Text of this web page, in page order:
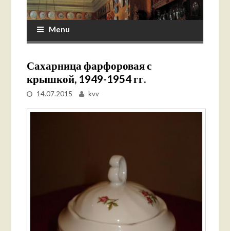
Menu
Сахарница фарфоровая с
крышкой, 1949-1954 гг.
14.07.2015 kvv